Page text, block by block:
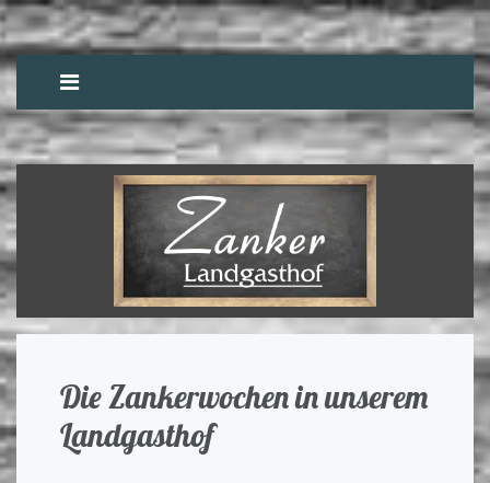
Die Zankerwochen in unserem
Landgasthof